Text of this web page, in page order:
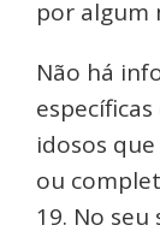
por algum
Não há
idosos
ou
19. No